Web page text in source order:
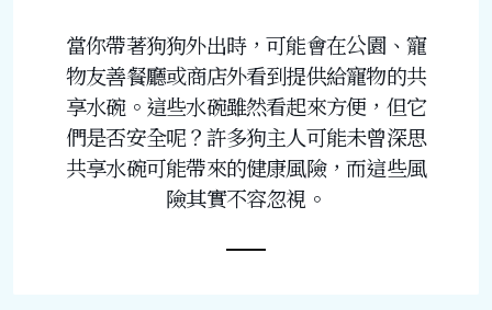
當你帶著狗狗外出時，可能會在公園、寵
物友善餐廳或商店外看到提供給寵物的共
享水碗。這些水碗雖然看起來方便，但它
們是否安全呢？許多狗主人可能未曾深思
共享水碗可能帶來的健康風險，而這些風
險其實不容忽視。